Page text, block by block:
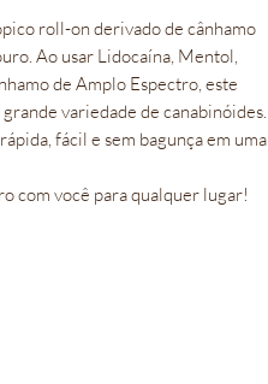
roll-on derivado de cânhamo
Ao usar Lidocaína, Mentol,
de Amplo Espectro, este
variedade de canabinóides.
fácil e sem bagunça em uma
com você para qualquer lugar!